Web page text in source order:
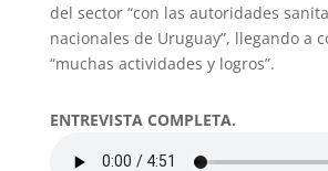
del sector “con las autoridades
nacionales de Uruguay”, llegando a
“muchas actividades y logros”.
ENTREVISTA COMPLETA.